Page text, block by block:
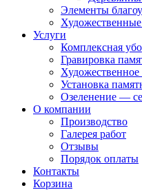
Элементы
Услуги
Комплексная
Гравировка
Установка
Озеленение —
О компании
Производство
Галерея работ
Отзывы
Порядок оплаты
Контакты
Корзина